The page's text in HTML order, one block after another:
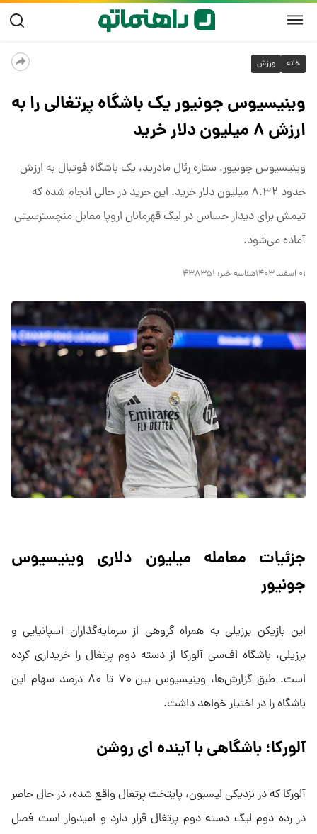
خانه ورزش
وینیسیوس جونیور یک باشگاه پرتغالی را به
ارزش ۸ میلیون دلار خرید
وینیسیوس جونیور، ستاره رئال مادرید، یک باشگاه فوتبال به ارزش
حدود ۸.۳۲ میلیون دلار خرید. این خرید در حالی انجام شده که
تیمش برای دیدار حساس در لیگ قهرمانان اروپا مقابل منچسترسیتی
آماده می‌شود.
۰۱ اسفند ۱۴۰۳ شناسه خبر: ۴۳۸۳۵۱
جزئیات معامله میلیون دلاری وینیسیوس
جونیور
این بازیکن برزیلی به همراه گروهی از سرمایه‌گذاران اسپانیایی و
برزیلی، باشگاه اف‌سی آلورکا از دسته دوم پرتغال را خریداری کرده
است. طبق گزارش‌ها، وینیسیوس بین ۷۰ تا ۸۰ درصد سهام این
باشگاه را در اختیار خواهد داشت.
آلورکا؛ باشگاهی با آینده ای روشن
آلورکا که در نزدیکی لیسبون، پایتخت پرتغال واقع شده، در حال حاضر
در رده دوم لیگ دسته دوم پرتغال قرار دارد و امیدوار است فصل